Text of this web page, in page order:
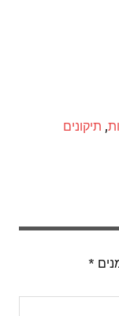
, תיקונים
*